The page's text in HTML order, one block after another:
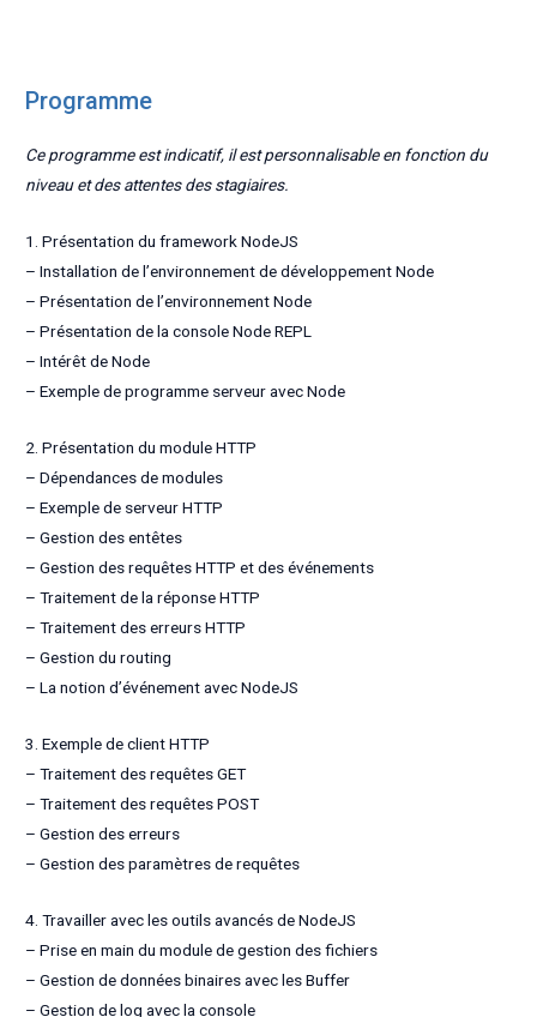
Programme
Ce programme est indicatif, il est personnalisable en fonction du
niveau et des attentes des stagiaires.
1. Présentation du framework NodeJS
– Installation de l’environnement de développement Node
– Présentation de l’environnement Node
– Présentation de la console Node REPL
– Intérêt de Node
– Exemple de programme serveur avec Node
2. Présentation du module HTTP
– Dépendances de modules
– Exemple de serveur HTTP
– Gestion des entêtes
– Gestion des requêtes HTTP et des événements
– Traitement de la réponse HTTP
– Traitement des erreurs HTTP
– Gestion du routing
– La notion d’événement avec NodeJS
3. Exemple de client HTTP
– Traitement des requêtes GET
– Traitement des requêtes POST
– Gestion des erreurs
– Gestion des paramètres de requêtes
4. Travailler avec les outils avancés de NodeJS
– Prise en main du module de gestion des fichiers
– Gestion de données binaires avec les Buffer
– Gestion de log avec la console